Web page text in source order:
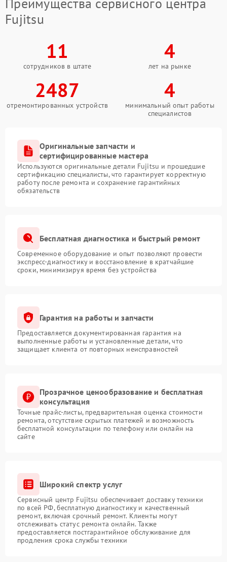
Fujitsu
11
сотрудников в штате
4
лет на рынке
2487
отремонтированных устройств
4
минимальный опыт работы
специалистов
Оригинальные запчасти и
сертифицированные мастера
Используются оригинальные детали Fujitsu и прошедшие
сертификацию специалисты, что гарантирует корректную
работу после ремонта и сохранение гарантийных
обязательств
Бесплатная диагностика и быстрый ремонт
Современное оборудование и опыт позволяют провести
экспресс-диагностику и восстановление в кратчайшие
сроки, минимизируя время без устройства
Гарантия на работы и запчасти
Предоставляется документированная гарантия на
выполненные работы и установленные детали, что
защищает клиента от повторных неисправностей
Прозрачное ценообразование и бесплатная
консультация
Точные прайс-листы, предварительная оценка стоимости
ремонта, отсутствие скрытых платежей и возможность
бесплатной консультации по телефону или онлайн на
сайте
Широкий спектр услуг
Сервисный центр Fujitsu обеспечивает доставку техники
по всей РФ, бесплатную диагностику и качественный
ремонт, включая срочный ремонт. Клиенты могут
отслеживать статус ремонта онлайн. Также
предоставляется постгарантийное обслуживание для
продления срока службы техники